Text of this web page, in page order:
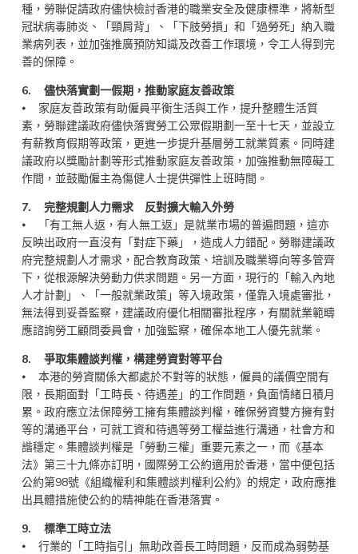
種，勞聯促請政府儘快檢討香港的職業安全及健康標準，將新型
冠狀病毒肺炎、「頸肩背」、「下肢勞損」和「過勞死」納入職
業病列表，並加強推廣預防知識及改善工作環境，令工人得到完
善的保障。
6. 儘快落實劃一假期，推動家庭友善政策
⦁ 家庭友善政策有助僱員平衡生活與工作，提升整體生活質
素，勞聯建議政府儘快落實勞工公眾假期劃一至十七天，並設立
有薪教育假期等政策，更進一步提升基層勞工就業質素。同時建
議政府以獎勵計劃等形式推動家庭友善政策，加強推動無障礙工
作間，並鼓勵僱主為傷健人士提供彈性上班時間。
7. 完整規劃人力需求 反對擴大輸入外勞
⦁ 「有工無人返，有人無工返」是就業市場的普遍問題，這亦
反映出政府一直沒有「對症下藥」，造成人力錯配。勞聯建議政
府完整規劃人才需求，配合教育政策、培訓及職業導向等多管齊
下，從根源解決勞動力供求問題。另一方面，現行的「輸入內地
人才計劃」、「一般就業政策」等入境政策，僅靠入境處審批，
無法得到妥善監察，建議政府優化相關審批程序，有關就業範疇
應諮詢勞工顧問委員會，加強監察，確保本地工人優先就業。
8. 爭取集體談判權，構建勞資對等平台
⦁ 本港的勞資關係大都處於不對等的狀態，僱員的議價空間有
限，長期面對「工時長、待遇差」的工作問題，負面情緒日積月
累。政府應立法保障勞工擁有集體談判權，確保勞資雙方擁有對
等的溝通平台，可就工資和待遇等勞工權益進行溝通，社會方和
諧穩定。集體談判權是「勞動三權」重要元素之一，而《基本
法》第三十九條亦訂明，國際勞工公約適用於香港，當中便包括
公約第98號《組織權利和集體談判權利公約》的規定，政府應推
出具體措施使公約的精神能在香港落實。
9. 標準工時立法
⦁ 行業的「工時指引」無助改善長工時問題，反而成為弱勢基